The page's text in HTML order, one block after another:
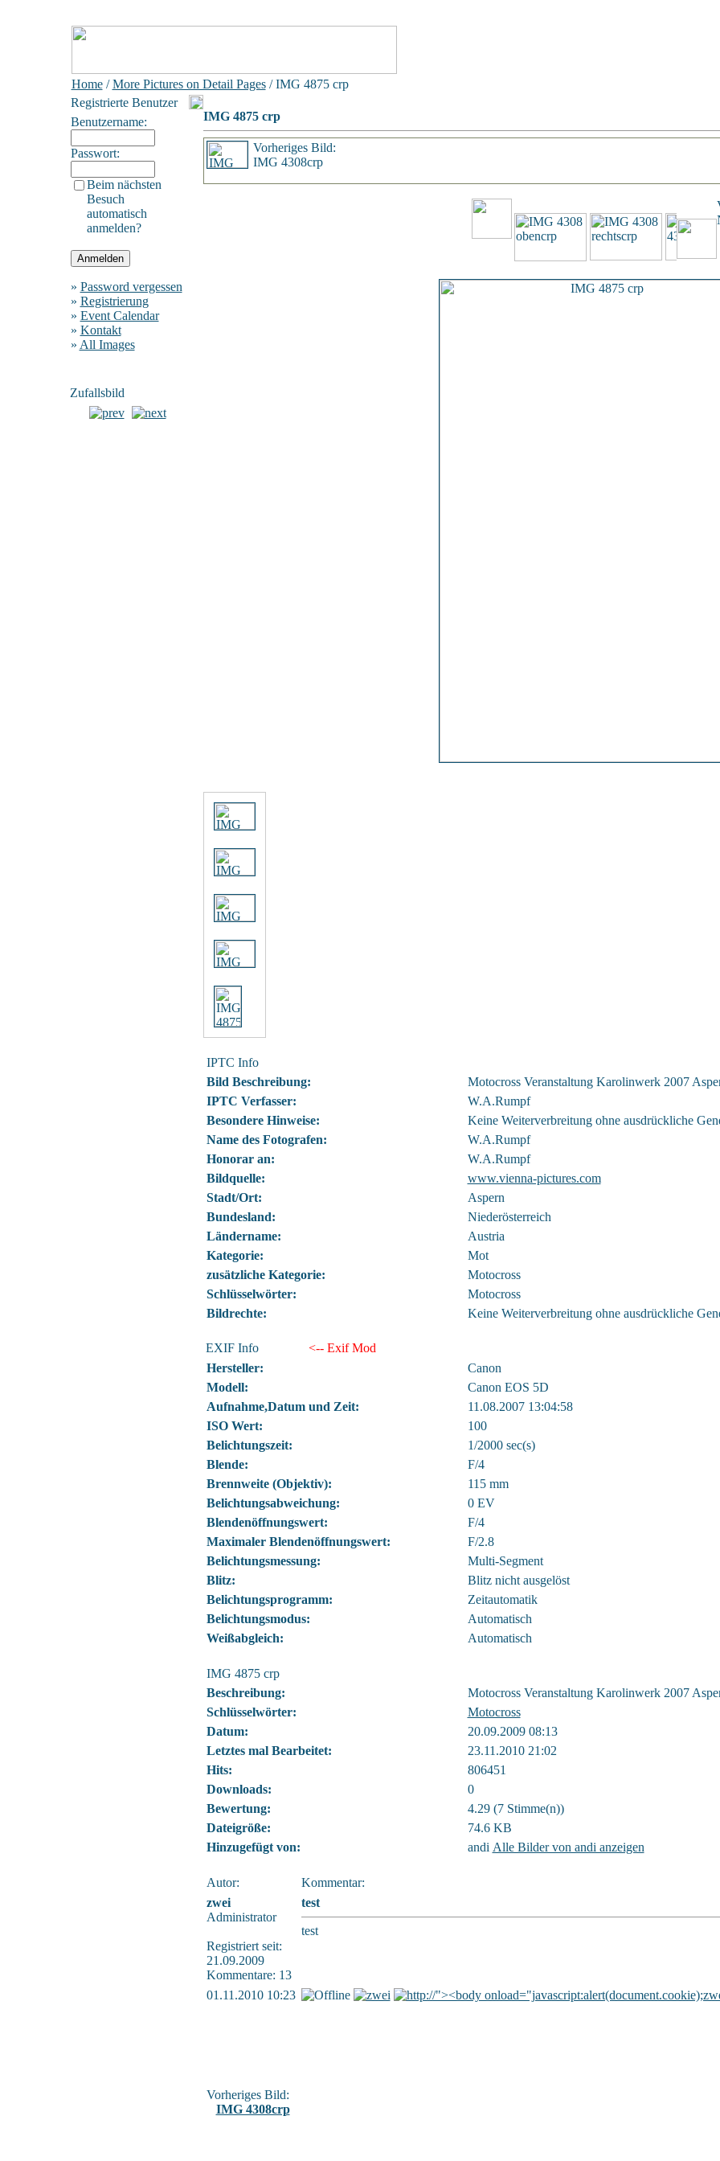
Home/More Pictures on Detail Pages/ IMG 4875 crp
Registrierte Benutzer
Benutzername:
Passwort:
Beim nächsten
Besuch
automatisch
anmelden?
» Password vergessen
» Registrierung
» Event Calendar
» Kontakt
» All Images
Zufallsbild
IMG 4875 crp
Vorheriges Bild:
IMG 4308crp
IPTC Info
Bild Beschreibung:
Motocross Veranstaltung Karolinwerk 2007
IPTC Verfasser:
W.A.Rumpf
Besondere Hinweise:
Keine Weiterverbreitung ohne ausdrückliche
Name des Fotografen:
W.A.Rumpf
Honorar an:
W.A.Rumpf
Bildquelle:
www.vienna-pictures.com
Stadt/Ort:
Aspern
Bundesland:
Niederösterreich
Ländername:
Austria
Kategorie:
Mot
zusätzliche Kategorie:
Motocross
Schlüsselwörter:
Motocross
Bildrechte:
Keine Weiterverbreitung ohne ausdrückliche
EXIF Info
<-- Exif Mod
Hersteller:
Canon
Modell:
Canon EOS 5D
Aufnahme,Datum und Zeit:
11.08.2007 13:04:58
ISO Wert:
100
Belichtungszeit:
1/2000 sec(s)
Blende:
F/4
Brennweite (Objektiv):
115 mm
Belichtungsabweichung:
0 EV
Blendenöffnungswert:
F/4
Maximaler Blendenöffnungswert:
F/2.8
Belichtungsmessung:
Multi-Segment
Blitz:
Blitz nicht ausgelöst
Belichtungsprogramm:
Zeitautomatik
Belichtungsmodus:
Automatisch
Weißabgleich:
Automatisch
IMG 4875 crp
Beschreibung:
Motocross Veranstaltung Karolinwerk 2007
Schlüsselwörter:
Motocross
Datum:
20.09.2009 08:13
Letztes mal Bearbeitet:
23.11.2010 21:02
Hits:
806451
Downloads:
0
Bewertung:
4.29 (7 Stimme(n))
Dateigröße:
74.6 KB
Hinzugefügt von:
andi Alle Bilder von andi anzeigen
Autor:
Kommentar:
zwei
Administrator
Registriert seit:
21.09.2009
Kommentare: 13
test
test
01.11.2010 10:23
Vorheriges Bild:
IMG 4308crp